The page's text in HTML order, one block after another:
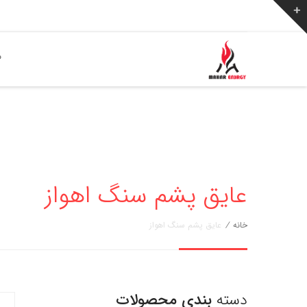
عایق پشم سنگ اهواز
خانه / عایق پشم سنگ اهواز
دسته بندی محصولات